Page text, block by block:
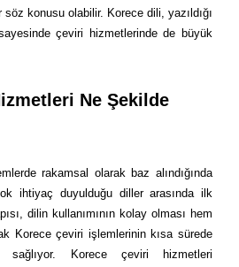
konusu olabilir. Korece dili, yazıldığı
çeviri hizmetlerinde de büyük
Ne Şekilde
rakamsal olarak baz alındığında
ihtiyaç duyulduğu diller arasında ilk
dilin kullanımının kolay olması hem
Korece çeviri işlemlerinin kısa sürede
sağlıyor. Korece çeviri hizmetleri